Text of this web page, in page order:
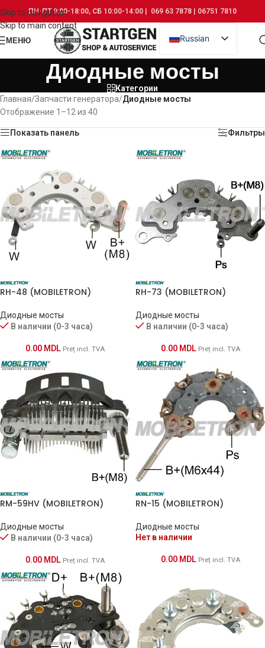
Skip to navigation
Skip to main content
ПН-ПТ 9:00-18:00, СБ 10:00-14:00 | 069 63 7878 | 06751 7810
МЕНЮ
Russian
Romanian
Диодные мосты
Категории
Главная/Запчасти генератора/Диодные мосты
Отображение 1–12 из 40
Показать панель Фильтры
RH-48 (MOBILETRON)
Диодные мосты
В наличии (0-3 часа)
0.00 MDL Preț incl. TVA
RH-73 (MOBILETRON)
Диодные мосты
В наличии (0-3 часа)
0.00 MDL Preț incl. TVA
RM-59HV (MOBILETRON)
Диодные мосты
В наличии (0-3 часа)
0.00 MDL Preț incl. TVA
RN-15 (MOBILETRON)
Диодные мосты
Нет в наличии
0.00 MDL Preț incl. TVA